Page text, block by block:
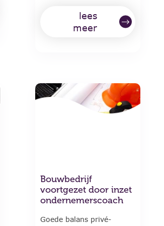
lees
meer
Bouwbedrijf
voortgezet door inzet
ondernemerscoach
Goede balans privé-